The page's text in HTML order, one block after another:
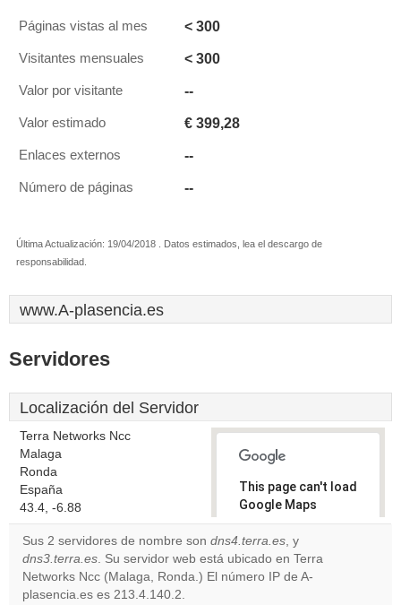
Páginas vistas al mes < 300
Visitantes mensuales < 300
Valor por visitante --
Valor estimado € 399,28
Enlaces externos --
Número de páginas --
Última Actualización: 19/04/2018 . Datos estimados, lea el descargo de
responsabilidad.
www.A-plasencia.es
Servidores
Localización del Servidor
Terra Networks Ncc
Malaga
Ronda
España
43.4, -6.88
This page can't load
Google Maps
correctly.
Do you
own this
Sus 2 servidores de nombre son dns4.terra.es, y
dns3.terra.es. Su servidor web está ubicado en Terra
Networks Ncc (Malaga, Ronda.) El número IP de A-
plasencia.es es 213.4.140.2.